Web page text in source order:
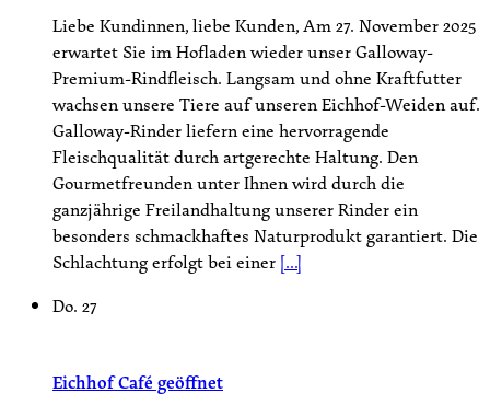
Liebe Kundinnen, liebe Kunden, Am 27. November 2025
erwartet Sie im Hofladen wieder unser Galloway-
Premium-Rindfleisch. Langsam und ohne Kraftfutter
wachsen unsere Tiere auf unseren Eichhof-Weiden auf.
Galloway-Rinder liefern eine hervorragende
Fleischqualität durch artgerechte Haltung. Den
Gourmetfreunden unter Ihnen wird durch die
ganzjährige Freilandhaltung unserer Rinder ein
besonders schmackhaftes Naturprodukt garantiert. Die
Schlachtung erfolgt bei einer [...]
Do. 27
Eichhof Café geöffnet